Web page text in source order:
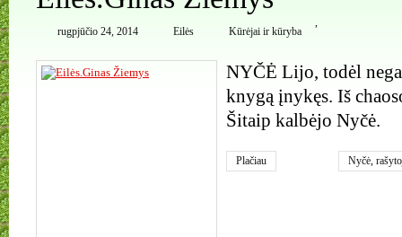
rugpjūčio 24, 2014 Eilės
,
Kūrėjai ir kūryba
NYČĖ Lijo, todėl
knygą įnykęs. Iš
Šitaip kalbėjo Nyčė.
Plačiau Nyčė,